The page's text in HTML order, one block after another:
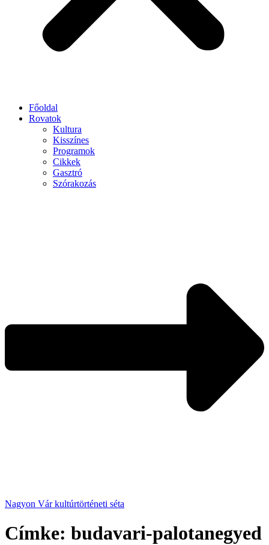
Főoldal
Rovatok
Kultura
Kisszínes
Programok
Cikkek
Gasztró
Szórakozás
Nagyon Vár kultúrtörténeti séta
Címke: budavari-palotanegyed